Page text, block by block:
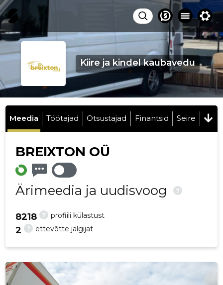
Kiire ja kindel kaubavedu
Meedia Töötajad Otsustajad Finantsid Seire
BREIXTON OÜ
Ärimeedia ja uudisvoog ?
? profiili külastust
8218
? ettevõtte jälgijat
2